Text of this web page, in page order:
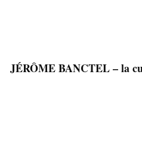
JÉRÔME BANCTEL – la